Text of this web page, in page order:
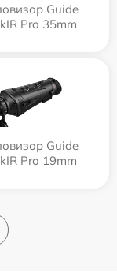
Guide
Pro 35mm
Guide
Pro 19mm